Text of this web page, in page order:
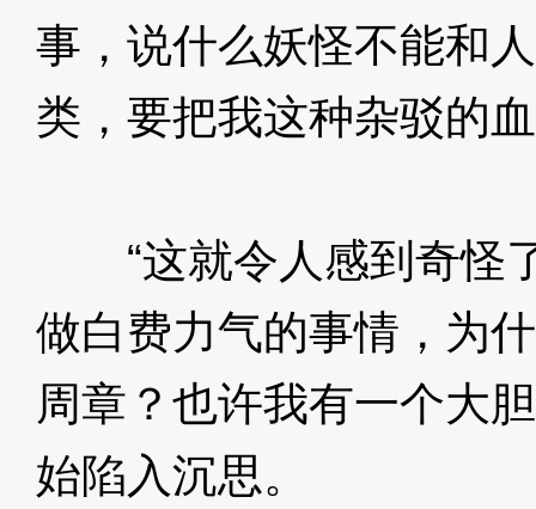
事，说什么妖怪不能和
类，要把我这种杂驳的
“这就令人感到奇怪
做白费力气的事情，为
周章？也许我有一个大
始陷入沉思。